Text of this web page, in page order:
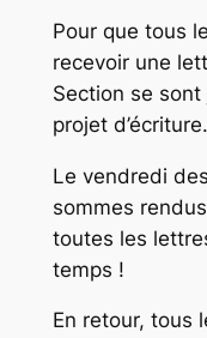
Pour que tous
recevoir une
Section se
projet d’écriture.
Le vendredi
sommes
toutes les
temps !
En retour, tous